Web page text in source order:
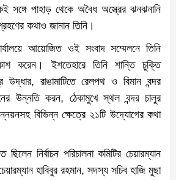
সঙ্গে পাহাড় থেকে অবৈধ অস্ত্রের ঝনঝনানি
কথাও জানান তিনি।
আয়োজিত ওই সংবাদ সম্মেলনে তিনি
করেন। ইশতেহারে তিনি শান্তি চুক্তি
রাঙামাটিতে রেলপথ ও বিমান বন্দর
উন্নতি করন, ঠেকামুখে স্থল বন্দর চালুর
বিভিন্ন ক্ষেত্রে ২১টি উদ্যোগের কথা
নির্বাচন পরিচালনা কমিটির চেয়ারম্যান
হাবিবুর রহমান, সদস্য সচিব হাজি মুছা